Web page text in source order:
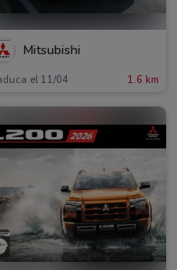
Mitsubishi
el 11/04 1.6 km